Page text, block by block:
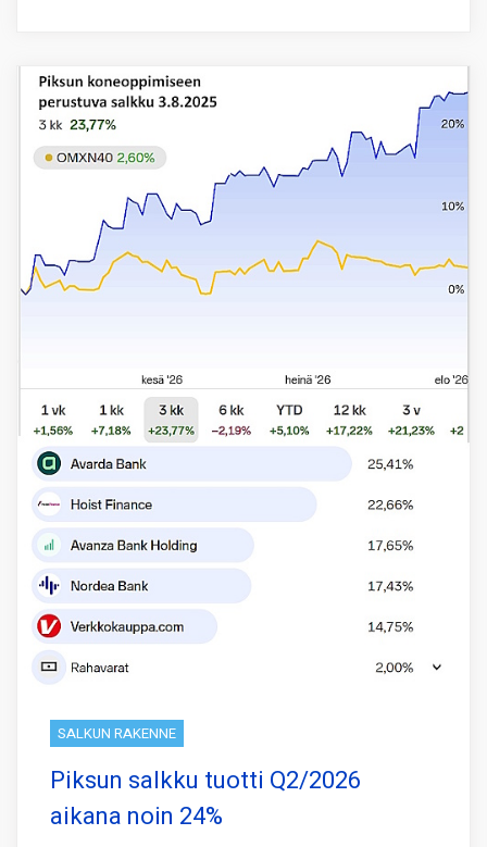
SALKUN RAKENNE
Piksun salkku tuotti Q2/2026
aikana noin 24%